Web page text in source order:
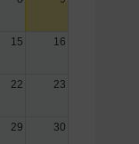
15 16
22 23
29 30